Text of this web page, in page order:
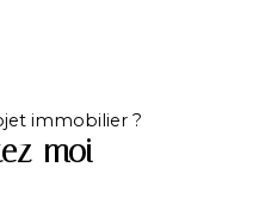
immobilier ?
moi